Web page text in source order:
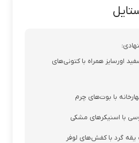
اورسایز همراه با کتونی‌های
با بوت‌های چرم
با اسنیکرهای مشکی
یقه گرد با کفش‌های لوفر